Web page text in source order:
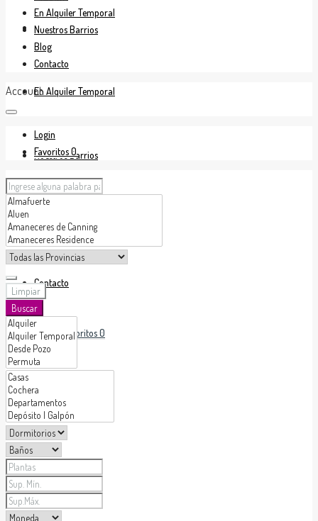
En Venta
En Alquiler Temporal
Nuestros Barrios
Contacto
Favoritos0
En Alquiler Temporal
Nuestros Barrios
Blog
Contacto
Account
Login
Favoritos0
Limpiar
Buscar